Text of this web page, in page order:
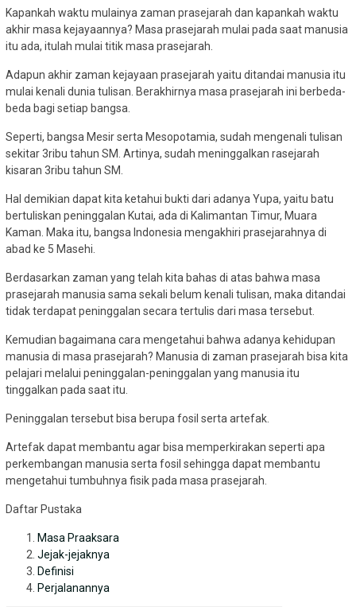
Kapankah waktu mulainya zaman prasejarah dan kapankah waktu
akhir masa kejayaannya? Masa prasejarah mulai pada saat manusia
itu ada, itulah mulai titik masa prasejarah.
Adapun akhir zaman kejayaan prasejarah yaitu ditandai manusia itu
mulai kenali dunia tulisan. Berakhirnya masa prasejarah ini berbeda-
beda bagi setiap bangsa.
Seperti, bangsa Mesir serta Mesopotamia, sudah mengenali tulisan
sekitar 3ribu tahun SM. Artinya, sudah meninggalkan rasejarah
kisaran 3ribu tahun SM.
Hal demikian dapat kita ketahui bukti dari adanya Yupa, yaitu batu
bertuliskan peninggalan Kutai, ada di Kalimantan Timur, Muara
Kaman. Maka itu, bangsa Indonesia mengakhiri prasejarahnya di
abad ke 5 Masehi.
Berdasarkan zaman yang telah kita bahas di atas bahwa masa
prasejarah manusia sama sekali belum kenali tulisan, maka ditandai
tidak terdapat peninggalan secara tertulis dari masa tersebut.
Kemudian bagaimana cara mengetahui bahwa adanya kehidupan
manusia di masa prasejarah? Manusia di zaman prasejarah bisa kita
pelajari melalui peninggalan-peninggalan yang manusia itu
tinggalkan pada saat itu.
Peninggalan tersebut bisa berupa fosil serta artefak.
Artefak dapat membantu agar bisa memperkirakan seperti apa
perkembangan manusia serta fosil sehingga dapat membantu
mengetahui tumbuhnya fisik pada masa prasejarah.
Daftar Pustaka
Masa Praaksara
Jejak-jejaknya
Definisi
Perjalanannya